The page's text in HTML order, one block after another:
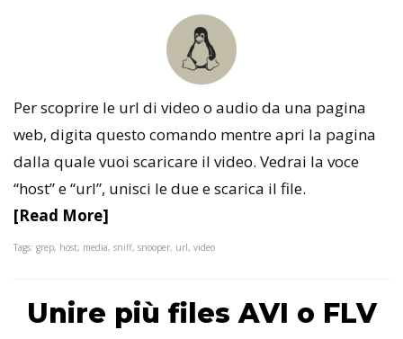
Per scoprire le url di video o audio da una pagina
web, digita questo comando mentre apri la pagina
dalla quale vuoi scaricare il video. Vedrai la voce
“host” e “url”, unisci le due e scarica il file.
[Read More]
Tags: grep, host, media, sniff, snooper, url, video
Unire più files AVI o FLV